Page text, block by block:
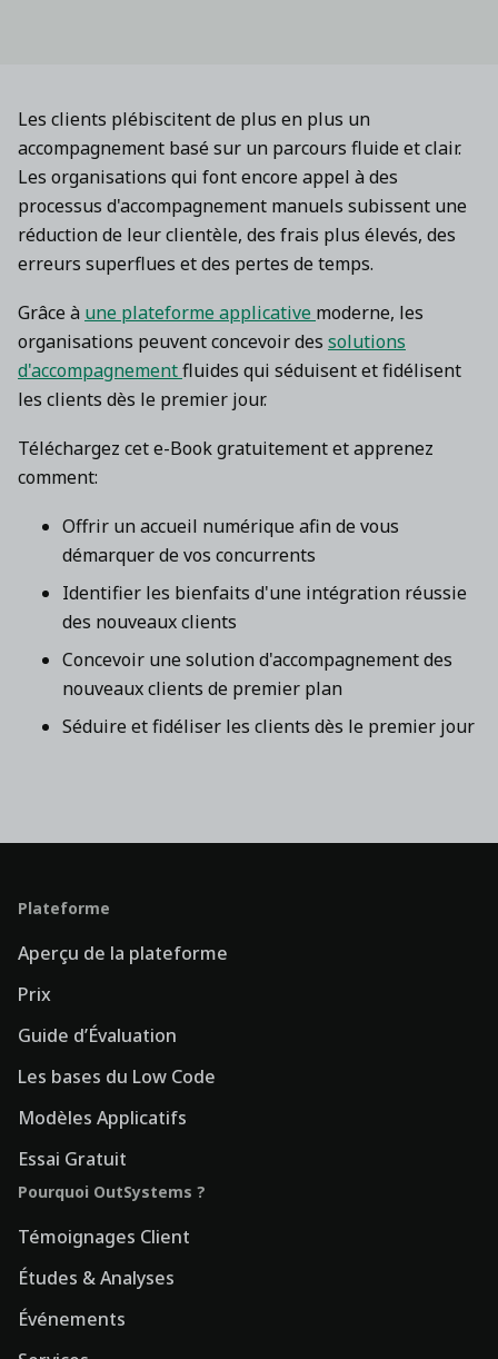
Les clients plébiscitent de plus en plus un
accompagnement basé sur un parcours fluide et clair.
Les organisations qui font encore appel à des
processus d'accompagnement manuels subissent une
réduction de leur clientèle, des frais plus élevés, des
erreurs superflues et des pertes de temps.
Grâce à une plateforme applicative moderne, les
organisations peuvent concevoir des solutions
d'accompagnementfluides qui séduisent et fidélisent
les clients dès le premier jour.
Téléchargez cet e-Book gratuitement et apprenez
comment:
Offrir un accueil numérique afin de vous
démarquer de vos concurrents
Identifier les bienfaits d'une intégration réussie
des nouveaux clients
Concevoir une solution d'accompagnement des
nouveaux clients de premier plan
Séduire et fidéliser les clients dès le premier jour
Plateforme
Aperçu de la plateforme
Prix
Guide d’Évaluation
Les bases du Low Code
Modèles Applicatifs
Essai Gratuit
Pourquoi OutSystems ?
Témoignages Client
Études & Analyses
Événements